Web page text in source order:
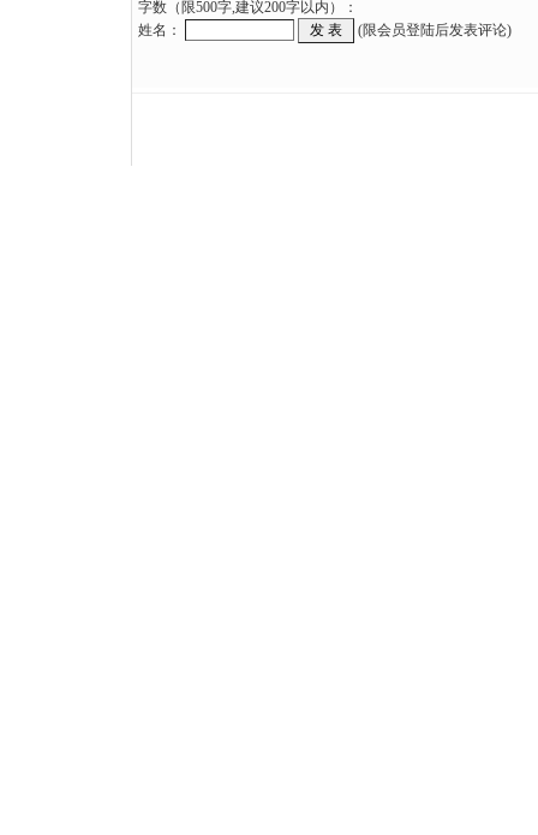
字数（限500字,建议200字以内）：
姓名：
(限会员登陆后发表评论)